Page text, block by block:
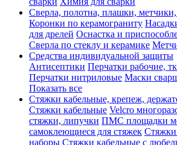
Сверла, полотна, плашки,
Коронки по керамограниту
для дрелей Оснастка и
Сверла по стеклу и керамике
Средства индивидуальной защиты
Антисептики Перчатки рабочие,
Перчатки нитриловые Маски
Показать все
Стяжки кабельные, крепеж,
Стяжки кабельные Velcro
стяжки, липучки ПМС площадки
самоклеющиеся для стяжек Стяжки
наборы Стяжки кабельные с